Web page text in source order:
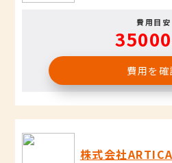
費用目安
35000
費用を確
株式会社